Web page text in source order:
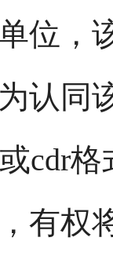
位，
认同
cdr
有权